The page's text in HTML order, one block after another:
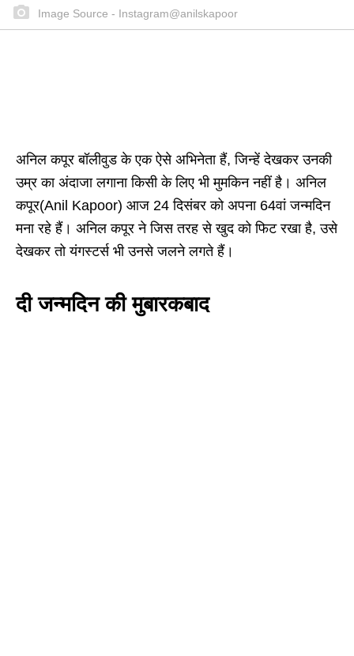
Image Source - Instagram@anilskapoor
अनिल कपूर बॉलीवुड के एक ऐसे अभिनेता हैं, जिन्हें देखकर उनकी
उम्र का अंदाजा लगाना किसी के लिए भी मुमकिन नहीं है। अनिल
कपूर(Anil Kapoor) आज 24 दिसंबर को अपना 64वां जन्मदिन
मना रहे हैं। अनिल कपूर ने जिस तरह से खुद को फिट रखा है, उसे
देखकर तो यंगस्टर्स भी उनसे जलने लगते हैं।
दी जन्मदिन की मुबारकबाद